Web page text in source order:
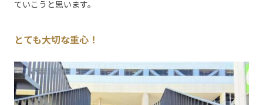
ていこうと思います。
とても大切な重心！